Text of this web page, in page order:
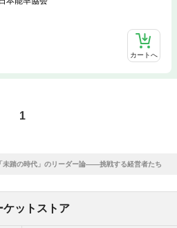
カートへ
1
「未踏の時代」のリーダー論――挑戦する経営者たち
ケットストア